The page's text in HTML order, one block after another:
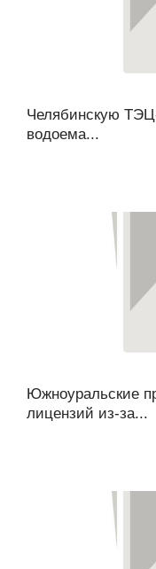
Челябинскую
водоема...
Южноуральские
лицензий из-за...